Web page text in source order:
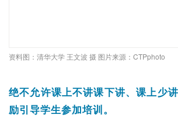
资料图：清华大学 王文波 摄 图片来源：CTPphoto
绝不允许课上不讲课下讲、课上少
励引导学生参加培训。